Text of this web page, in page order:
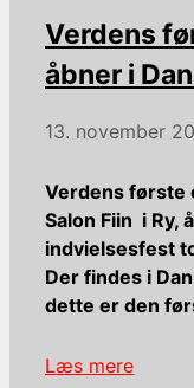
Verdens
åbner i
13. november
Verdens første
Salon Fiin i Ry,
indvielsesfest
Der findes i
dette er den
Læs mere